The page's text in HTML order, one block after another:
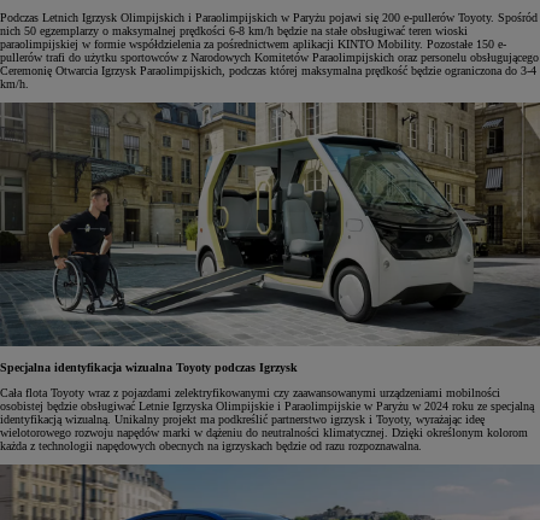
Podczas Letnich Igrzysk Olimpijskich i Paraolimpijskich w Paryżu pojawi się 200 e-pullerów Toyoty. Spośród
nich 50 egzemplarzy o maksymalnej prędkości 6-8 km/h będzie na stałe obsługiwać teren wioski
paraolimpijskiej w formie współdzielenia za pośrednictwem aplikacji KINTO Mobility. Pozostałe 150 e-
pullerów trafi do użytku sportowców z Narodowych Komitetów Paraolimpijskich oraz personelu obsługującego
Ceremonię Otwarcia Igrzysk Paraolimpijskich, podczas której maksymalna prędkość będzie ograniczona do 3-4
km/h.
Specjalna identyfikacja wizualna Toyoty podczas Igrzysk
Cała flota Toyoty wraz z pojazdami zelektryfikowanymi czy zaawansowanymi urządzeniami mobilności
osobistej będzie obsługiwać Letnie Igrzyska Olimpijskie i Paraolimpijskie w Paryżu w 2024 roku ze specjalną
identyfikacją wizualną. Unikalny projekt ma podkreślić partnerstwo igrzysk i Toyoty, wyrażając ideę
wielotorowego rozwoju napędów marki w dążeniu do neutralności klimatycznej. Dzięki określonym kolorom
każda z technologii napędowych obecnych na igrzyskach będzie od razu rozpoznawalna.